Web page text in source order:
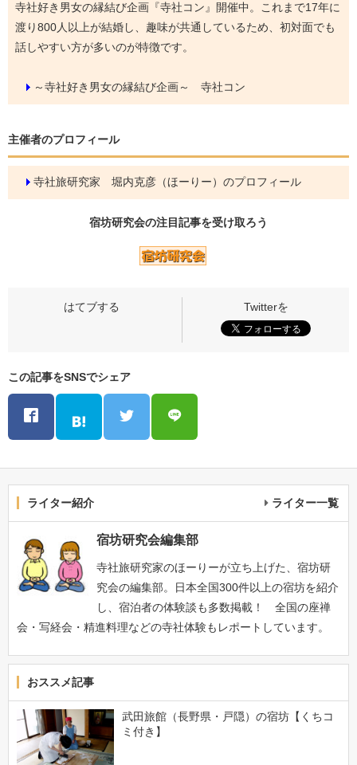
寺社好き男女の縁結び企画『寺社コン』開催中。これまで17年に
渡り800人以上が結婚し、趣味が共通しているため、初対面でも
話しやすい方が多いのが特徴です。
～寺社好き男女の縁結び企画～ 寺社コン
主催者のプロフィール
寺社旅研究家 堀内克彦（ほーりー）のプロフィール
宿坊研究会の注目記事を受け取ろう
この記事をSNSでシェア
ライター紹介 ライター一覧
宿坊研究会編集部
寺社旅研究家のほーりーが立ち上げた、宿坊研
究会の編集部。日本全国300件以上の宿坊を紹介
し、宿泊者の体験談も多数掲載！ 全国の座禅
会・写経会・精進料理などの寺社体験もレポートしています。
おススメ記事
武田旅館（長野県・戸隠）の宿坊【くちコ
ミ付き】